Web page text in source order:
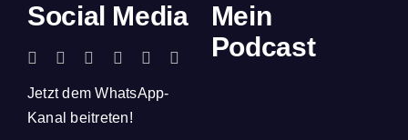
Social Media
Jetzt dem WhatsApp-
Kanal beitreten!
Mein
Podcast